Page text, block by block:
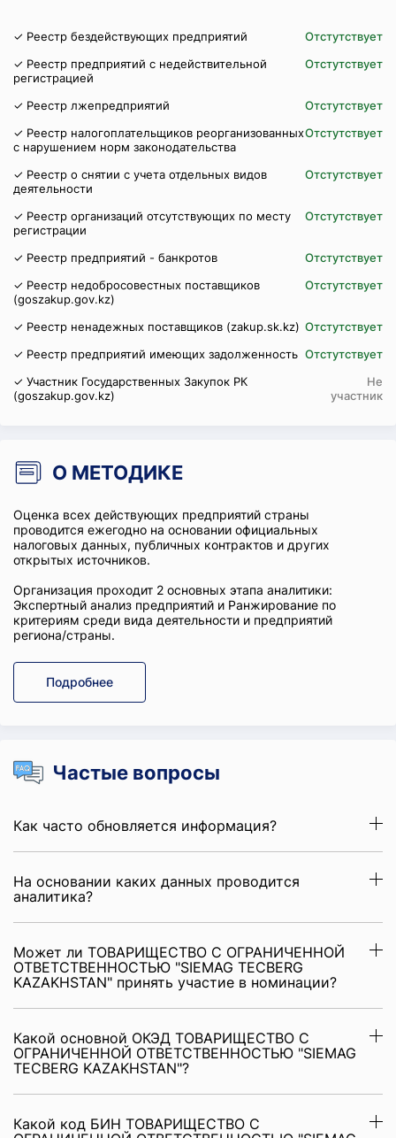
✓ Реестр бездействующих предприятий
Отстутствует
✓ Реестр предприятий с недействительной
регистрацией
Отстутствует
✓ Реестр лжепредприятий
Отстутствует
✓ Реестр налогоплательщиков реорганизованных
с нарушением норм законодательства
Отстутствует
✓ Реестр о снятии с учета отдельных видов
деятельности
Отстутствует
✓ Реестр организаций отсутствующих по месту
регистрации
Отстутствует
✓ Реестр предприятий - банкротов
Отстутствует
✓ Реестр недобросовестных поставщиков
(goszakup.gov.kz)
Отстутствует
✓ Реестр ненадежных поставщиков (zakup.sk.kz) Отстутствует
✓ Реестр предприятий имеющих задолженность Отстутствует
✓ Участник Государственных Закупок РК
(goszakup.gov.kz)
Не
участник
О МЕТОДИКЕ
Оценка всех действующих предприятий страны
проводится ежегодно на основании официальных
налоговых данных, публичных контрактов и других
открытых источников.
Организация проходит 2 основных этапа аналитики:
Экспертный анализ предприятий и Ранжирование по
критериям среди вида деятельности и предприятий
региона/страны.
Подробнее
Частые вопросы
Как часто обновляется информация?
На основании каких данных проводится
аналитика?
Может ли ТОВАРИЩЕСТВО С ОГРАНИЧЕННОЙ
ОТВЕТСТВЕННОСТЬЮ "SIEMAG TECBERG
KAZAKHSTAN" принять участие в номинации?
Какой основной ОКЭД ТОВАРИЩЕСТВО С
ОГРАНИЧЕННОЙ ОТВЕТСТВЕННОСТЬЮ "SIEMAG
TECBERG KAZAKHSTAN"?
Какой код БИН ТОВАРИЩЕСТВО С